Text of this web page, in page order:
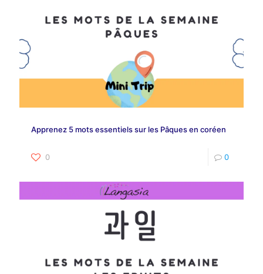
Apprenez 5 mots essentiels sur les Pâques en coréen
0 0